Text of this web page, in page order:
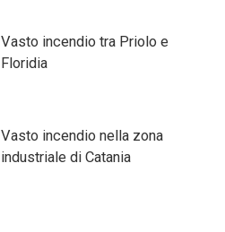
Vasto incendio tra Priolo e
Floridia
Vasto incendio nella zona
industriale di Catania